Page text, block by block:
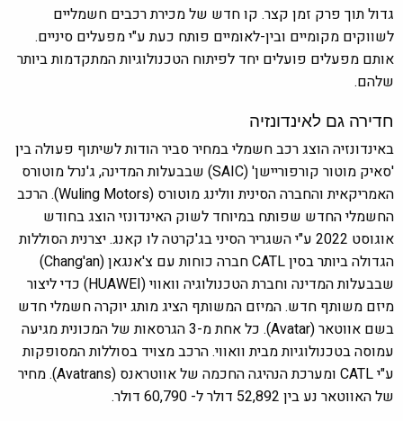
גדול תוך פרק זמן קצר. קו חדש של מכירת רכבים חשמליים
לשווקים מקומיים ובין-לאומיים פותח כעת ע"י מפעלים סיניים.
אותם מפעלים פועלים יחד לפיתוח הטכנולוגיות המתקדמות ביותר
שלהם.
חדירה גם לאינדונזיה
באינדונזיה הוצג רכב חשמלי במחיר סביר הודות לשיתוף פעולה בין
'סאיק מוטור קורפוריישן' (SAIC) שבבעלות המדינה, ג'נרל מוטורס
האמריקאית והחברה הסינית וולינג מוטורס (Wuling Motors). הרכב
החשמלי החדש שפותח במיוחד לשוק האינדונזי הוצג בחודש
אוגוסט 2022 ע"י השגריר הסיני בג'קרטה לו קאנג. יצרנית הסוללות
הגדולה ביותר בסין CATL חברה כוחות עם צ'אנגאן (Chang'an)
שבבעלות המדינה וחברת הטכנולוגיה וואווי (HUAWEI) כדי ליצור
מיזם משותף חדש. המיזם המשותף הציג מותג יוקרה חשמלי חדש
בשם אווטאר (Avatar). כל אחת מ-3 הגרסאות של המכונית מגיעה
עמוסה בטכנולוגיות מבית וואווי. הרכב מצויד בסוללות המסופקות
ע"י CATL ומערכת הנהיגה החכמה של אווטראנס (Avatrans). מחיר
של האווטאר נע בין 52,892 דולר ל- 60,790 דולר.